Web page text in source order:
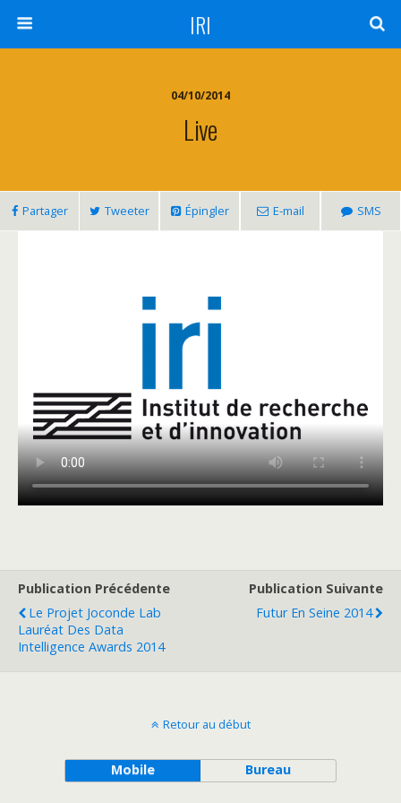
IRI
04/10/2014
Live
Partager Tweeter Épingler E-mail SMS
Publication Précédente
Le Projet Joconde Lab
Lauréat Des Data
Intelligence Awards 2014
Publication Suivante
Futur En Seine 2014
Retour au début
Mobile Bureau